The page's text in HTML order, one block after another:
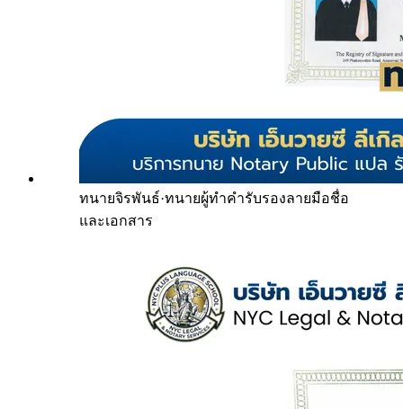
ทนายจิรพันธ์·ทนายผู้ทำคำรับรองลายมือชื่อ
และเอกสาร